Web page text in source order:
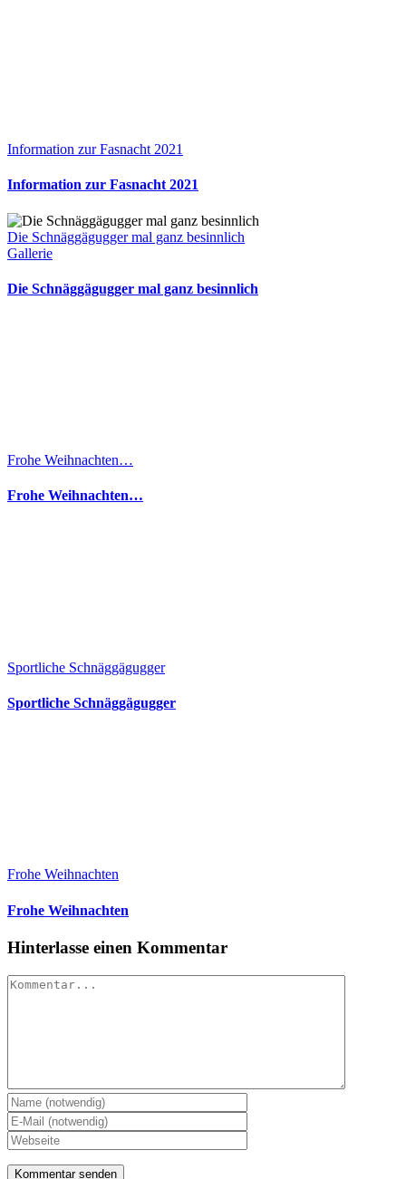
Information zur Fasnacht 2021
Information zur Fasnacht 2021
Die Schnäggägugger mal ganz besinnlich
Gallerie
Die Schnäggägugger mal ganz besinnlich
Frohe Weihnachten…
Frohe Weihnachten…
Sportliche Schnäggägugger
Sportliche Schnäggägugger
Frohe Weihnachten
Frohe Weihnachten
Hinterlasse einen Kommentar
Kommentar